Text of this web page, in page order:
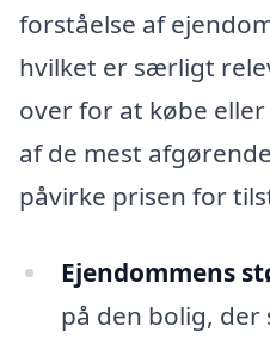
forståelse af
hvilket er særligt
over for at købe
af de mest
påvirke prisen for
Ejendommens
på den bolig, der